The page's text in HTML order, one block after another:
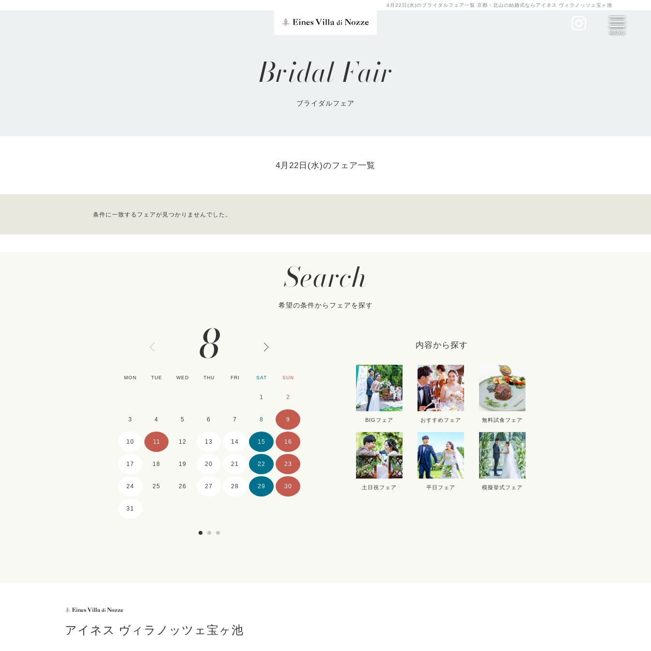
4月22日(水)のブライダルフェア一覧 京都・北山の結婚式ならアイネス ヴィラノッツェ宝ヶ池
MENU
Bridal Fair
ブライダルフェア
4月22日(水)のフェア一覧
条件に一致するフェアが見つかりませんでした。
Search
希望の条件からフェアを探す
8
MON TUE WED THU FRI SAT SUN
1 2
3 4 5 6 7 8 9
10 11 12 13 14 15 16
17 18 19 20 21 22 23
24 25 26 27 28 29 30
31
9
MON TUE WED THU FRI SAT
1 2 3 5
7 9 10 11 12
14 15 16 17 18 19
21 22 23 24 25
28 30
内容から探す
BIGフェア おすすめフェア 無料試食フェア
土日祝フェア 平日フェア 模擬挙式フェア
アイネス ヴィラノッツェ宝ヶ池